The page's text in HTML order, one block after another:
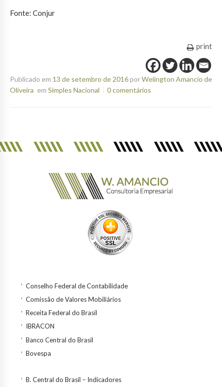
Fonte: Conjur
print
Publicado em 13 de setembro de 2016porWelington Amancio de
Oliveira em Simples Nacional 0 comentários
Conselho Federal de Contabilidade
Comissão de Valores Mobiliários
Receita Federal do Brasil
IBRACON
Banco Central do Brasil
Bovespa
B. Central do Brasil – Indicadores